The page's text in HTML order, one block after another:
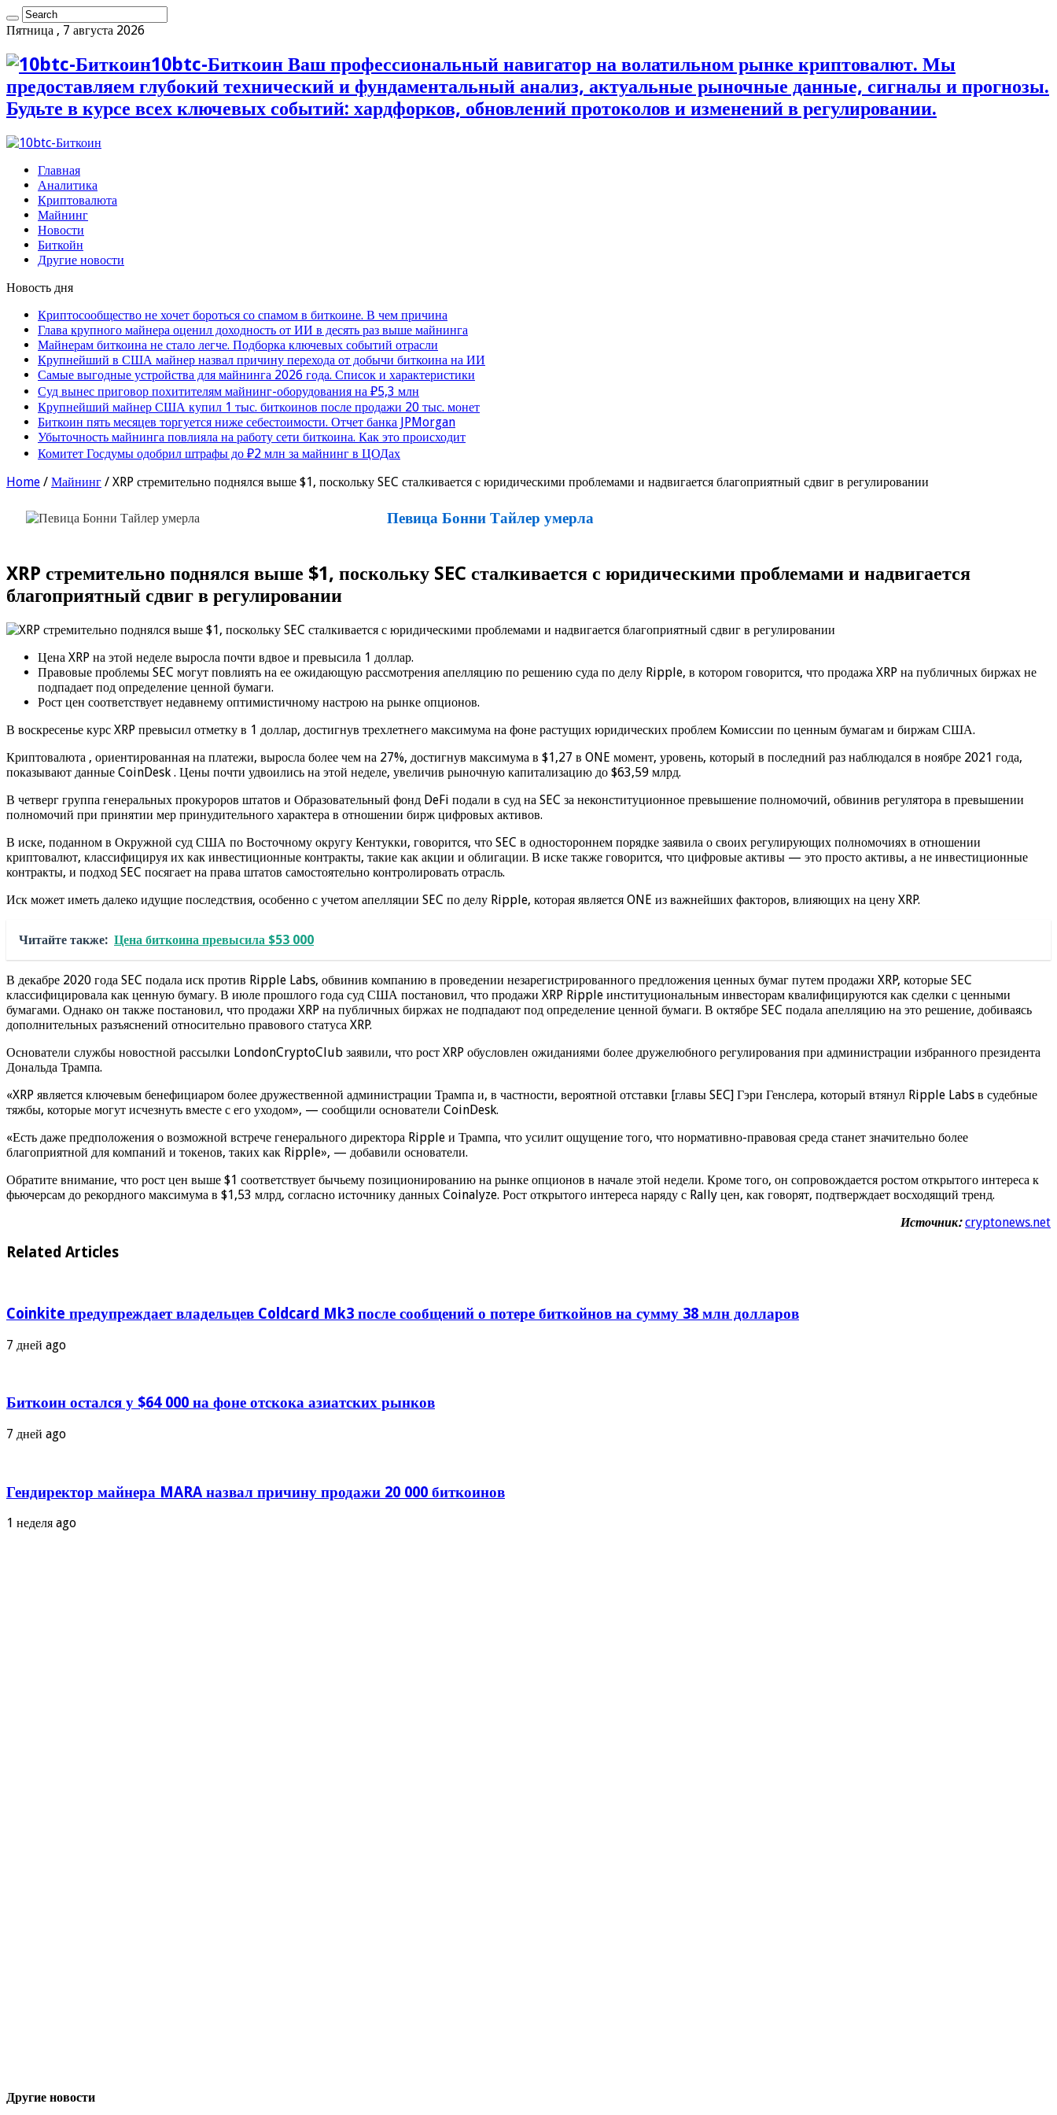
Пятница , 7 августа 2026
10btc-Биткоин Ваш профессиональный навигатор на волатильном рынке криптовалют. Мы
предоставляем глубокий технический и фундаментальный анализ, актуальные рыночные данные, сигналы и прогнозы.
Будьте в курсе всех ключевых событий: хардфорков, обновлений протоколов и изменений в регулировании.
Главная
Аналитика
Криптовалюта
Майнинг
Новости
Биткойн
Другие новости
Новость дня
Криптосообщество не хочет бороться со спамом в биткоине. В чем причина
Глава крупного майнера оценил доходность от ИИ в десять раз выше майнинга
Майнерам биткоина не стало легче. Подборка ключевых событий отрасли
Крупнейший в США майнер назвал причину перехода от добычи биткоина на ИИ
Самые выгодные устройства для майнинга 2026 года. Список и характеристики
Суд вынес приговор похитителям майнинг-оборудования на ₽5,3 млн
Крупнейший майнер США купил 1 тыс. биткоинов после продажи 20 тыс. монет
Биткоин пять месяцев торгуется ниже себестоимости. Отчет банка JPMorgan
Убыточность майнинга повлияла на работу сети биткоина. Как это происходит
Комитет Госдумы одобрил штрафы до ₽2 млн за майнинг в ЦОДах
Home / Майнинг / XRP стремительно поднялся выше $1, поскольку SEC сталкивается с юридическими проблемами и надвигается благоприятный сдвиг в регулировании
Певица Бонни Тайлер умерла
XRP стремительно поднялся выше $1, поскольку SEC сталкивается с юридическими проблемами и надвигается
благоприятный сдвиг в регулировании
Цена XRP на этой неделе выросла почти вдвое и превысила 1 доллар.
Правовые проблемы SEC могут повлиять на ее ожидающую рассмотрения апелляцию по решению суда по делу Ripple, в котором говорится, что продажа XRP на публичных биржах не
подпадает под определение ценной бумаги.
Рост цен соответствует недавнему оптимистичному настрою на рынке опционов.
В воскресенье курс XRP превысил отметку в 1 доллар, достигнув трехлетнего максимума на фоне растущих юридических проблем Комиссии по ценным бумагам и биржам США.
Криптовалюта , ориентированная на платежи, выросла более чем на 27%, достигнув максимума в $1,27 в ONE момент, уровень, который в последний раз наблюдался в ноябре 2021 года,
показывают данные CoinDesk . Цены почти удвоились на этой неделе, увеличив рыночную капитализацию до $63,59 млрд.
В четверг группа генеральных прокуроров штатов и Образовательный фонд DeFi подали в суд на SEC за неконституционное превышение полномочий, обвинив регулятора в превышении
полномочий при принятии мер принудительного характера в отношении бирж цифровых активов.
В иске, поданном в Окружной суд США по Восточному округу Кентукки, говорится, что SEC в одностороннем порядке заявила о своих регулирующих полномочиях в отношении
криптовалют, классифицируя их как инвестиционные контракты, такие как акции и облигации. В иске также говорится, что цифровые активы — это просто активы, а не инвестиционные
контракты, и подход SEC посягает на права штатов самостоятельно контролировать отрасль.
Иск может иметь далеко идущие последствия, особенно с учетом апелляции SEC по делу Ripple, которая является ONE из важнейших факторов, влияющих на цену XRP.
Читайте также: Цена биткоина превысила $53 000
В декабре 2020 года SEC подала иск против Ripple Labs, обвинив компанию в проведении незарегистрированного предложения ценных бумаг путем продажи XRP, которые SEC
классифицировала как ценную бумагу. В июле прошлого года суд США постановил, что продажи XRP Ripple институциональным инвесторам квалифицируются как сделки с ценными
бумагами. Однако он также постановил, что продажи XRP на публичных биржах не подпадают под определение ценной бумаги. В октябре SEC подала апелляцию на это решение, добиваясь
дополнительных разъяснений относительно правового статуса XRP.
Основатели службы новостной рассылки LondonCryptoClub заявили, что рост XRP обусловлен ожиданиями более дружелюбного регулирования при администрации избранного президента
Дональда Трампа.
«XRP является ключевым бенефициаром более дружественной администрации Трампа и, в частности, вероятной отставки [главы SEC] Гэри Генслера, который втянул Ripple Labs в судебные
тяжбы, которые могут исчезнуть вместе с его уходом», — сообщили основатели CoinDesk.
«Есть даже предположения о возможной встрече генерального директора Ripple и Трампа, что усилит ощущение того, что нормативно-правовая среда станет значительно более
благоприятной для компаний и токенов, таких как Ripple», — добавили основатели.
Обратите внимание, что рост цен выше $1 соответствует бычьему позиционированию на рынке опционов в начале этой недели. Кроме того, он сопровождается ростом открытого интереса к
фьючерсам до рекордного максимума в $1,53 млрд, согласно источнику данных Coinalyze. Рост открытого интереса наряду с Rally цен, как говорят, подтверждает восходящий тренд.
Источник: cryptonews.net
Related Articles
Coinkite предупреждает владельцев Coldcard Mk3 после сообщений о потере биткойнов на сумму 38 млн долларов
7 дней ago
Биткоин остался у $64 000 на фоне отскока азиатских рынков
7 дней ago
Гендиректор майнера MARA назвал причину продажи 20 000 биткоинов
1 неделя ago
Другие новости